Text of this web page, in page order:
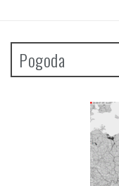
Pogoda